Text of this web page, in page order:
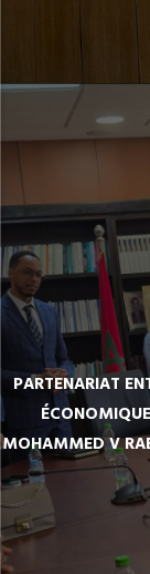
PARTENARIAT
MOHAMMED V